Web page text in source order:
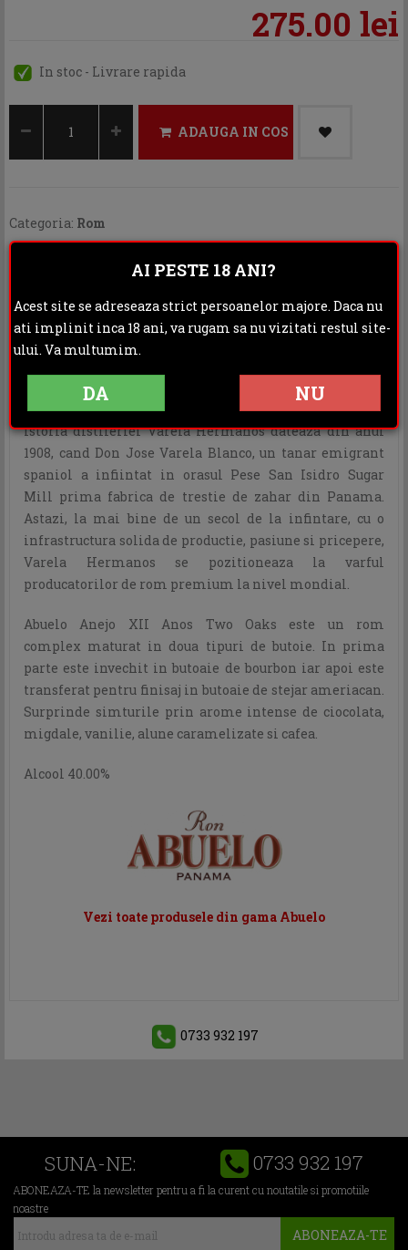
275.00 lei
In stoc - Livrare rapida
ADAUGA IN COS
Categoria: Rom
Rating:
DESCRIERE
OPINII (0)
Istoria distileriei Varela Hermanos dateaza din anul
1908, cand Don Jose Varela Blanco, un tanar emigrant
spaniol a infiintat in orasul Pese San Isidro Sugar
Mill prima fabrica de trestie de zahar din Panama.
Astazi, la mai bine de un secol de la infintare, cu o
infrastructura solida de productie, pasiune si pricepere,
Varela Hermanos se pozitioneaza la varful
producatorilor de rom premium la nivel mondial.
Abuelo Anejo XII Anos Two Oaks este un rom
complex maturat in doua tipuri de butoie. In prima
parte este invechit in butoaie de bourbon iar apoi este
transferat pentru finisaj in butoaie de stejar ameriacan.
Surprinde simturile prin arome intense de ciocolata,
migdale, vanilie, alune caramelizate si cafea.
Alcool 40.00%
Vezi toate produsele din gama Abuelo
0733 932 197
SUNA-NE: 0733 932 197
ABONEAZA-TE la newsletter pentru a fi la curent cu noutatile si promotiile
noastre
ABONEAZA-TE
AI PESTE 18 ANI?
Acest site se adreseaza strict persoanelor majore. Daca nu
ati implinit inca 18 ani, va rugam sa nu vizitati restul site-
ului. Va multumim.
DA NU